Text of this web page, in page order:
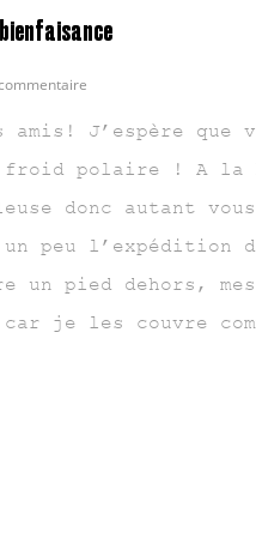
J’espère que
froid polaire ! A la
donc autant
peu l’expédition
un pied dehors,
car je les couvre